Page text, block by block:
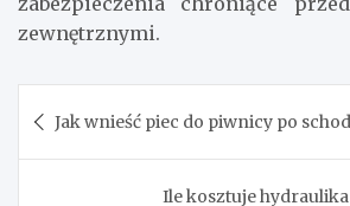
zewnętrznymi.
wpisu
Jak wnieść piec do piwnicy po
Ile kosztuje